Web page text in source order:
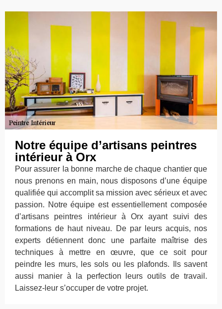
Notre équipe d’artisans peintres
intérieur à Orx
Pour assurer la bonne marche de chaque chantier que
nous prenons en main, nous disposons d’une équipe
qualifiée qui accomplit sa mission avec sérieux et avec
passion. Notre équipe est essentiellement composée
d’artisans peintres intérieur à Orx ayant suivi des
formations de haut niveau. De par leurs acquis, nos
experts détiennent donc une parfaite maîtrise des
techniques à mettre en œuvre, que ce soit pour
peindre les murs, les sols ou les plafonds. Ils savent
aussi manier à la perfection leurs outils de travail.
Laissez-leur s’occuper de votre projet.